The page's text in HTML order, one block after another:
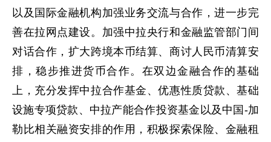
以及国际金融机构加强业务交流与合作，进一步完
善在拉网点建设。加强中拉央行和金融监管部门间
对话合作，扩大跨境本币结算、商讨人民币清算安
排，稳步推进货币合作。在双边金融合作的基础
上，充分发挥中拉合作基金、优惠性质贷款、基础
设施专项贷款、中拉产能合作投资基金以及中国-加
勒比相关融资安排的作用，积极探索保险、金融租